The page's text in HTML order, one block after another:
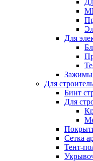
Для
Зажимы
Для
Бинт
Для
Сетка
Тент-